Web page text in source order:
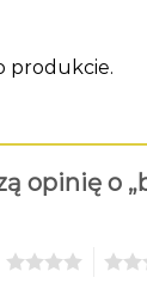
produkcie.
opinię o